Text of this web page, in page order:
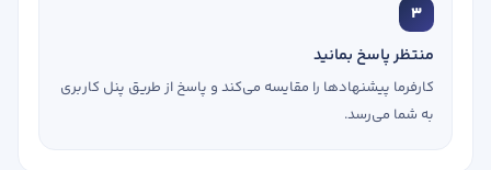
3
منتظر پاسخ بمانید
کارفرما پیشنهادها را مقایسه می‌کند و پاسخ از طریق پنل کاربری
به شما می‌رسد.